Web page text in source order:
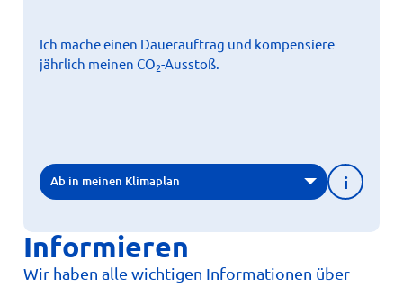
Ich mache einen Dauerauftrag und kompensiere
jährlich meinen CO2-Ausstoß.
Ab in meinen Klimaplan i
Klimaschutz beizutragen.
Informieren
Wir haben alle wichtigen Informationen über